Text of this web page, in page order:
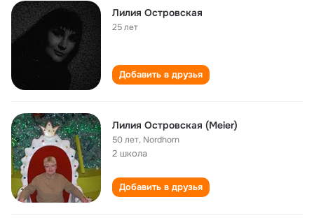
Лилия Островская
25 лет
Добавить в друзья
Лилия Островская (Meier)
50 лет, Nordhorn
2 школа
Добавить в друзья